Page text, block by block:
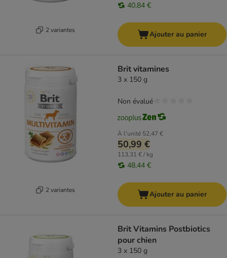
2 variantes
40,84 €
Ajouter au panier
2 variantes
Brit vitamines
3 x 150 g
À l'unité 52,47 €
50,99 €
113,31 € / kg
48,44 €
Non évalué
Ajouter au panier
Brit Vitamins Postbiotics
pour chien
3 x 150 g